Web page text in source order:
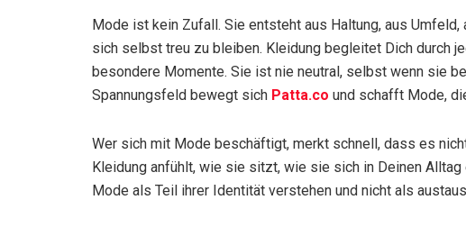
Mode ist kein Zufall. Sie entsteht aus Haltung, aus
sich selbst treu zu bleiben. Kleidung begleitet Dich durch
besondere Momente. Sie ist nie neutral, selbst wenn sie
Spannungsfeld bewegt sich Patta.co und schafft Mode,
Wer sich mit Mode beschäftigt, merkt schnell, dass es
Kleidung anfühlt, wie sie sitzt, wie sie sich in Deinen Alltag
Mode als Teil ihrer Identität verstehen und nicht als